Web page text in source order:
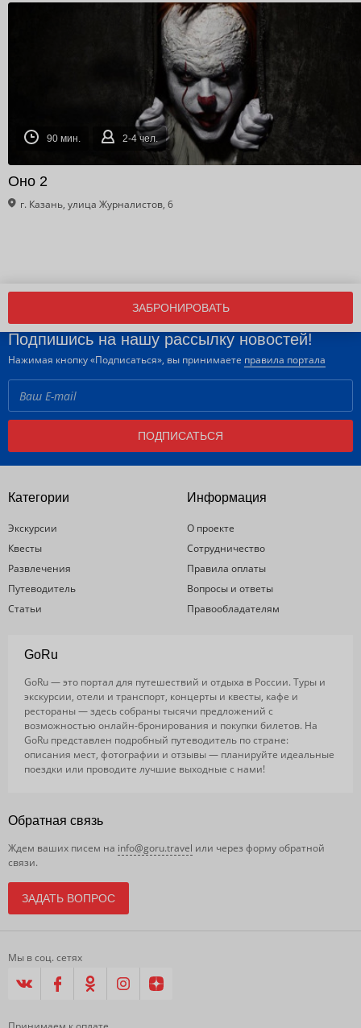
90 мин. 2-4 чел.
Оно 2
г. Казань, улица Журналистов, 6
ЗАБРОНИРОВАТЬ
Подпишись на нашу рассылку новостей!
Нажимая кнопку «Подписаться», вы принимаете правила портала
ПОДПИСАТЬСЯ
Категории
Экскурсии
Квесты
Развлечения
Путеводитель
Статьи
Информация
О проекте
Сотрудничество
Правила оплаты
Вопросы и ответы
Правообладателям
GoRu
GoRu — это портал для путешествий и отдыха в России. Туры и
экскурсии, отели и транспорт, концерты и квесты, кафе и
рестораны — здесь собраны тысячи предложений с
возможностью онлайн-бронирования и покупки билетов. На
GoRu представлен подробный путеводитель по стране:
описания мест, фотографии и отзывы — планируйте идеальные
поездки или проводите лучшие выходные с нами!
Обратная связь
Ждем ваших писем на info@goru.travel или через форму обратной
связи.
ЗАДАТЬ ВОПРОС
Мы в соц. сетях